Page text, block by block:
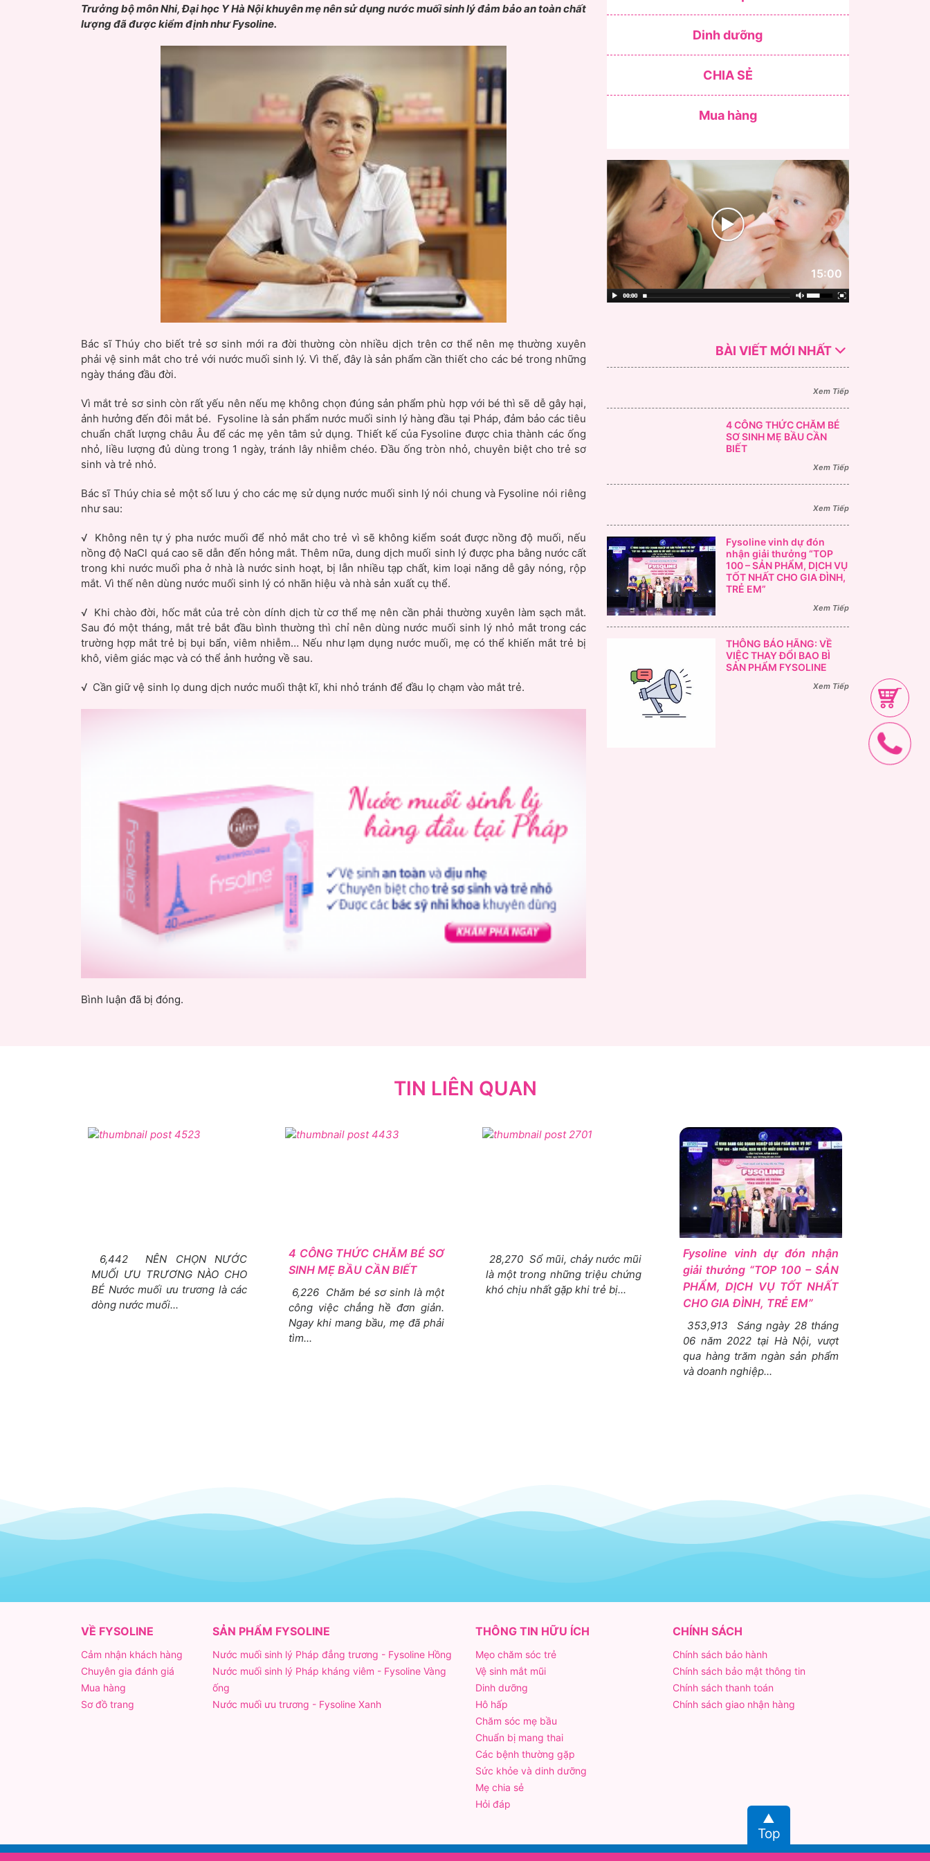
Trưởng bộ môn Nhi, Đại học Y Hà Nội khuyên mẹ nên sử dụng nước muối sinh lý đảm bảo an toàn chất
lượng đã được kiểm định như Fysoline.
Bác sĩ Thúy cho biết trẻ sơ sinh mới ra đời thường còn nhiều dịch trên cơ thể nên mẹ thường xuyên
phải vệ sinh mắt cho trẻ với nước muối sinh lý. Vì thế, đây là sản phẩm cần thiết cho các bé trong những
ngày tháng đầu đời.
Vì mắt trẻ sơ sinh còn rất yếu nên nếu mẹ không chọn đúng sản phẩm phù hợp với bé thì sẽ dễ gây hại,
ảnh hưởng đến đôi mắt bé. Fysoline là sản phẩm nước muối sinh lý hàng đầu tại Pháp, đảm bảo các tiêu
chuẩn chất lượng châu Âu để các mẹ yên tâm sử dụng. Thiết kế của Fysoline được chia thành các ống
nhỏ, liều lượng đủ dùng trong 1 ngày, tránh lây nhiễm chéo. Đầu ống tròn nhỏ, chuyên biệt cho trẻ sơ
sinh và trẻ nhỏ.
Bác sĩ Thúy chia sẻ một số lưu ý cho các mẹ sử dụng nước muối sinh lý nói chung và Fysoline nói riêng
như sau:
√ Không nên tự ý pha nước muối để nhỏ mắt cho trẻ vì sẽ không kiểm soát được nồng độ muối, nếu
nồng độ NaCl quá cao sẽ dẫn đến hỏng mắt. Thêm nữa, dung dịch muối sinh lý được pha bằng nước cất
trong khi nước muối pha ở nhà là nước sinh hoạt, bị lẫn nhiều tạp chất, kim loại năng dễ gây nóng, rộp
mắt. Vì thế nên dùng nước muối sinh lý có nhãn hiệu và nhà sản xuất cụ thể.
√ Khi chào đời, hốc mắt của trẻ còn dính dịch từ cơ thể mẹ nên cần phải thường xuyên làm sạch mắt.
Sau đó một tháng, mắt trẻ bắt đầu bình thường thì chỉ nên dùng nước muối sinh lý nhỏ mắt trong các
trường hợp mắt trẻ bị bụi bẩn, viêm nhiễm… Nếu như lạm dụng nước muối, mẹ có thể khiến mắt trẻ bị
khô, viêm giác mạc và có thể ảnh hưởng về sau.
√ Cần giữ vệ sinh lọ dung dịch nước muối thật kĩ, khi nhỏ tránh để đầu lọ chạm vào mắt trẻ.
Bình luận đã bị đóng.
Dinh dưỡng
CHIA SẺ
Mua hàng
15:00
BÀI VIẾT MỚI NHẤT
Xem Tiếp
4 CÔNG THỨC CHĂM BÉ
SƠ SINH MẸ BẦU CẦN
BIẾT
Xem Tiếp
Xem Tiếp
Fysoline vinh dự đón
nhận giải thưởng “TOP
100 – SẢN PHẨM, DỊCH VỤ
TỐT NHẤT CHO GIA ĐÌNH,
TRẺ EM”
Xem Tiếp
THÔNG BÁO HÃNG: VỀ
VIỆC THAY ĐỔI BAO BÌ
SẢN PHẨM FYSOLINE
Xem Tiếp
TIN LIÊN QUAN
6,442 NÊN CHỌN NƯỚC
MUỐI ƯU TRƯƠNG NÀO CHO
BÉ Nước muối ưu trương là các
dòng nước muối...
4 CÔNG THỨC CHĂM BÉ SƠ
SINH MẸ BẦU CẦN BIẾT
6,226 Chăm bé sơ sinh là một
công việc chẳng hề đơn giản.
Ngay khi mang bầu, mẹ đã phải
tìm...
28,270 Sổ mũi, chảy nước mũi
là một trong những triệu chứng
khó chịu nhất gặp khi trẻ bị...
Fysoline vinh dự đón nhận
giải thưởng “TOP 100 – SẢN
PHẨM, DỊCH VỤ TỐT NHẤT
CHO GIA ĐÌNH, TRẺ EM”
353,913 Sáng ngày 28 tháng
06 năm 2022 tại Hà Nội, vượt
qua hàng trăm ngàn sản phẩm
và doanh nghiệp...
VỀ FYSOLINE
Cảm nhận khách hàng
Chuyên gia đánh giá
Mua hàng
Sơ đồ trang
SẢN PHẨM FYSOLINE
Nước muối sinh lý Pháp đẳng trương - Fysoline Hồng
Nước muối sinh lý Pháp kháng viêm - Fysoline Vàng
ống
Nước muối ưu trương - Fysoline Xanh
THÔNG TIN HỮU ÍCH
Mẹo chăm sóc trẻ
Vệ sinh mắt mũi
Dinh dưỡng
Hô hấp
Chăm sóc mẹ bầu
Chuẩn bị mang thai
Các bệnh thường gặp
Sức khỏe và dinh dưỡng
Mẹ chia sẻ
Hỏi đáp
CHÍNH SÁCH
Chính sách bảo hành
Chính sách bảo mật thông tin
Chính sách thanh toán
Chính sách giao nhận hàng
Top